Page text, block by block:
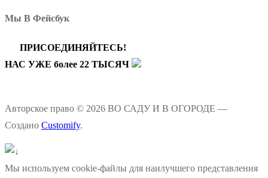
Мы В Фейсбук
ПРИСОЕДИНЯЙТЕСЬ!
НАС УЖЕ более 22 ТЫСЯЧ
Авторское право © 2026 ВО САДУ И В ОГОРОДЕ —
Создано Customify.
Мы используем cookie-файлы для наилучшего представления